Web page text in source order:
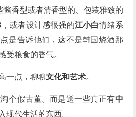
酱香型或者清香型的、包装雅致的
，或者设计感很强的江小白情绪系
是告诉他们，这不是韩国烧酒那
受粮食的香气。
一点，聊聊文化和艺术。
个假古董。而是送一些真正有中
现代生活的东西。